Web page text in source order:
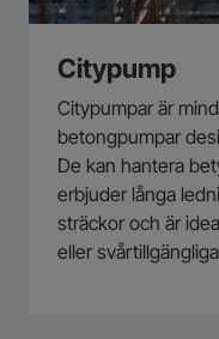
Citypump
Citypumpar är
betongpumpar
De kan hantera
erbjuder långa
sträckor och är
eller